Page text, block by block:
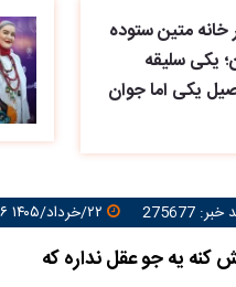
خانه متین ستوده
یکی سلیقه
یکی اما جوان
275677
یه جو عقل نداره که